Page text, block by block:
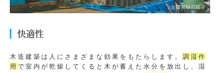
快適性
木造建築は人にさまざまな効果をもたらします。 調湿作
用 で室内が乾燥してくると木が蓄えた水分を放出し、湿